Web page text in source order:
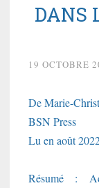
DANS
19 OCTOBRE
De Marie-
BSN Press
Lu en août
Résumé :